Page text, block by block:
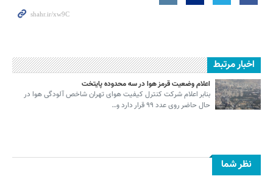
اخبار مرتبط
اعلام وضعیت قرمز هوا در سه محدوده پایتخت
بنابر اعلام شرکت کنترل کیفیت هوای تهران شاخص آلودگی هوا در
حال حاضر روی عدد ۹۹ قرار دارد و…
نظر شما